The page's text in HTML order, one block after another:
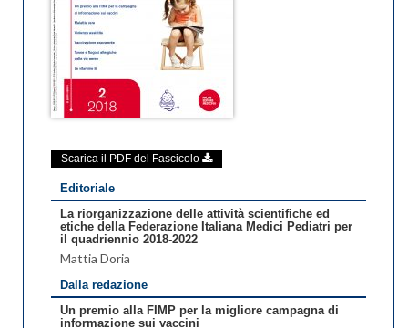
Scarica il PDF del Fascicolo
Editoriale
La riorganizzazione delle attività scientifiche ed
etiche della Federazione Italiana Medici Pediatri per
il quadriennio 2018-2022
Mattia Doria
Dalla redazione
Un premio alla FIMP per la migliore campagna di
informazione sui vaccini